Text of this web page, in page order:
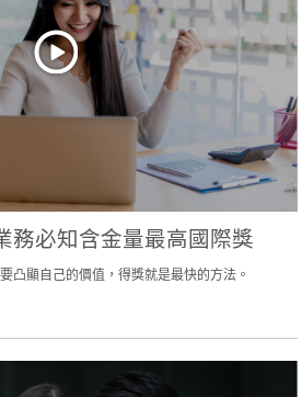
務必知含金量最高國際獎
凸顯自己的價值，得獎就是最快的方法。